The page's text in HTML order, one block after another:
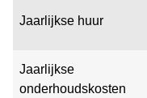
Jaarlijkse huur
Jaarlijkse
onderhoudskosten